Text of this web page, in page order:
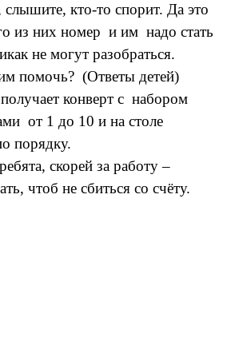
кто-то спорит. Да это
из них номер и им надо стать
не могут разобраться.
помочь? (Ответы детей)
конверт с набором
от 1 до 10 и на столе
порядку.
скорей за работу –
чтоб не сбиться со счёту.